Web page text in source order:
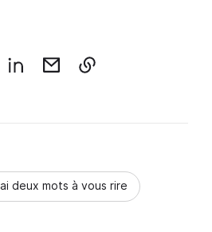
deux mots à vous rire